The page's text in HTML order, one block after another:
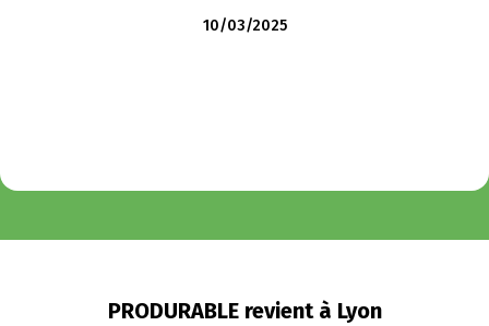
10/03/2025
PRODURABLE revient à Lyon